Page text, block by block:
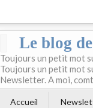
Le blog
Toujours un petit mot
Toujours un petit mot
Newsletter. A moi,
Accueil